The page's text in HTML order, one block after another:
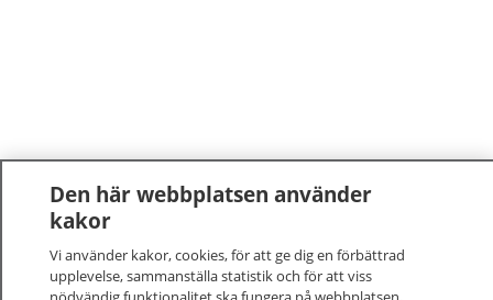
1177–tryggt om din hälsa och vård
Den här webbplatsen använder
kakor
Vi använder kakor, cookies, för att ge dig en förbättrad
upplevelse, sammanställa statistik och för att viss